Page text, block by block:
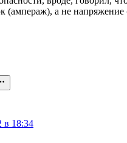
(ампераж), а не напряжение
в 18:34